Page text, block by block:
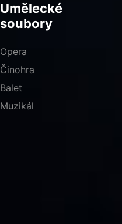
Umělecké
soubory
Opera
Činohra
Balet
Muzikál